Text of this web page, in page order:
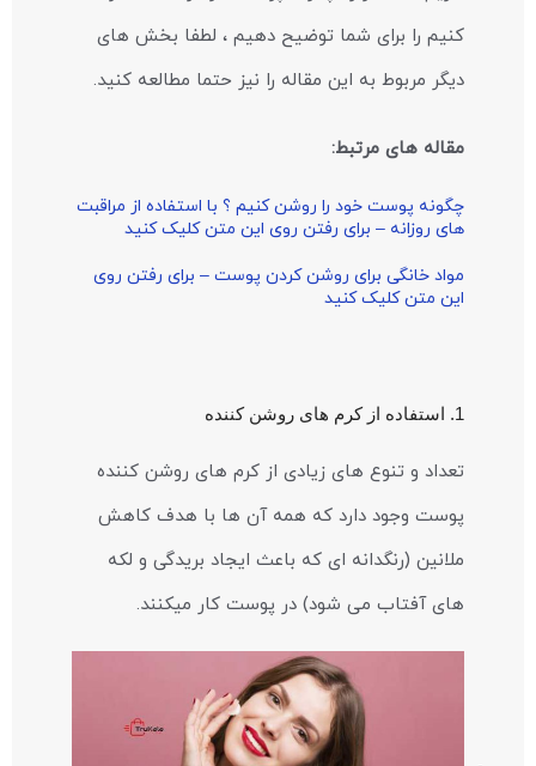
کنیم را برای شما توضیح دهیم ، لطفا بخش های
دیگر مربوط به این مقاله را نیز حتما مطالعه کنید.
مقاله های مرتبط:
چگونه پوست خود را روشن کنیم ؟ با استفاده از مراقبت
های روزانه – برای رفتن روی این متن کلیک کنید
مواد خانگی برای روشن کردن پوست – برای رفتن روی
این متن کلیک کنید
1. استفاده از کرم های روشن کننده
تعداد و تنوع های زیادی از کرم های روشن کننده
پوست وجود دارد که همه آن ها با هدف کاهش
ملانین (رنگدانه ای که باعث ایجاد بریدگی و لکه
های آفتاب می شود) در پوست کار میکنند.